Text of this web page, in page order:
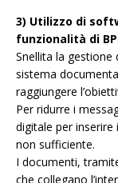
3) Utilizzo di
funzionalità di
Snellita la gestione
sistema
raggiungere
Per ridurre i
digitale per
non sufficiente.
I documenti,
che collegano